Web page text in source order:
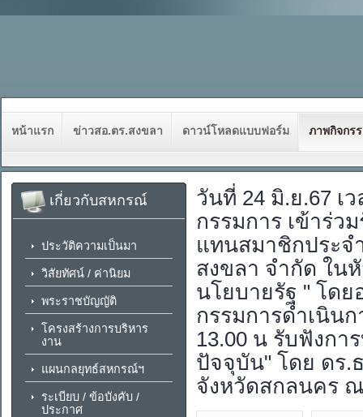
หน้าแรก ข่าวสอ.ตร.สงขลา ดาวน์โหลดแบบฟอร์ม ภาพกิจกร
วันที่ 24 มิ.ย.67 เ
กรรมการ เข้าร่
แทนสมาชิกประจ
สงขลา จำกัด ใน
นโยบายรัฐ " โด
กรรมการดำเนิน
13.00 น รับฟังกา
ปัจจุบัน" โดย ดร
จังหวัดสกลนคร
เกี่ยวกับสหกรณ์
ประวัติความเป็นมา
วิสัยทัศน์ / ค่านิยม
พระราชบัญญัติ
โครงสร้างการบริหาร
งาน
แผนกลยุทธ์สหกรณ์ฯ
ระเบียบ / ข้อบังคับ /
ประกาศ